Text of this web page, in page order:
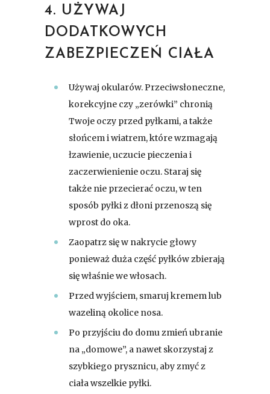
4. UŻYWAJ
DODATKOWYCH
ZABEZPIECZEŃ CIAŁA
Używaj okularów. Przeciwsłoneczne,
korekcyjne czy „zerówki” chronią
Twoje oczy przed pyłkami, a także
słońcem i wiatrem, które wzmagają
łzawienie, uczucie pieczenia i
zaczerwienienie oczu. Staraj się
także nie przecierać oczu, w ten
sposób pyłki z dłoni przenoszą się
wprost do oka.
Zaopatrz się w nakrycie głowy
ponieważ duża część pyłków zbierają
się właśnie we włosach.
Przed wyjściem, smaruj kremem lub
wazeliną okolice nosa.
Po przyjściu do domu zmień ubranie
na „domowe”, a nawet skorzystaj z
szybkiego prysznicu, aby zmyć z
ciała wszelkie pyłki.